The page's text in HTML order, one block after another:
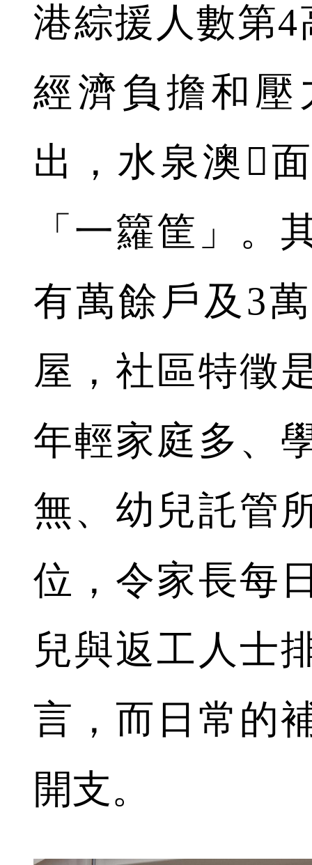
港綜援人數第
經濟負擔和壓
出，水泉澳
「一籮筐」。
有萬餘戶及3
屋，社區特徵
年輕家庭多、
無、幼兒託管
位，令家長每
兒與返工人士
言，而日常的
開支。